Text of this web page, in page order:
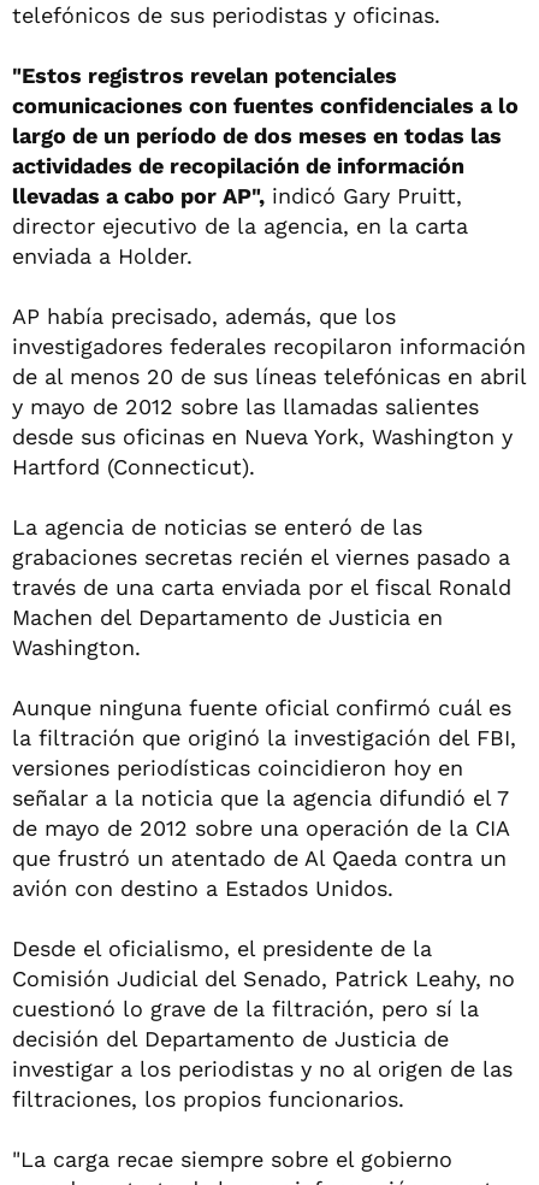
telefónicos de sus periodistas y oficinas.
"Estos registros revelan potenciales
comunicaciones con fuentes confidenciales a lo
largo de un período de dos meses en todas las
actividades de recopilación de información
llevadas a cabo por AP", indicó Gary Pruitt,
director ejecutivo de la agencia, en la carta
enviada a Holder.
AP había precisado, además, que los
investigadores federales recopilaron información
de al menos 20 de sus líneas telefónicas en abril
y mayo de 2012 sobre las llamadas salientes
desde sus oficinas en Nueva York, Washington y
Hartford (Connecticut).
La agencia de noticias se enteró de las
grabaciones secretas recién el viernes pasado a
través de una carta enviada por el fiscal Ronald
Machen del Departamento de Justicia en
Washington.
Aunque ninguna fuente oficial confirmó cuál es
la filtración que originó la investigación del FBI,
versiones periodísticas coincidieron hoy en
señalar a la noticia que la agencia difundió el 7
de mayo de 2012 sobre una operación de la CIA
que frustró un atentado de Al Qaeda contra un
avión con destino a Estados Unidos.
Desde el oficialismo, el presidente de la
Comisión Judicial del Senado, Patrick Leahy, no
cuestionó lo grave de la filtración, pero sí la
decisión del Departamento de Justicia de
investigar a los periodistas y no al origen de las
filtraciones, los propios funcionarios.
"La carga recae siempre sobre el gobierno